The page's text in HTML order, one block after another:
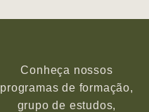
Conheça nossos
programas de formação,
grupo de estudos,